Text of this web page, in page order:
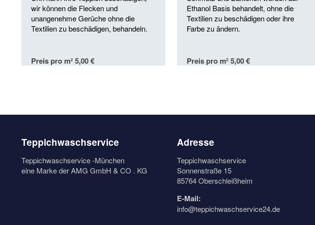
wir können die Flecken und
unangenehme Gerüche ohne die
Textilien zu beschädigen, behandeln.
Preis pro m² 5,00 €
Ethanol Basis behandelt, ohne die
Textilien zu beschädigen oder ihre
Farbe zu ändern.
Preis pro m² 5,00 €
Teppichwaschservice
Teppichwaschservice -München
eine Marke der AMG GmbH & CO . KG
Adresse
Teppichwaschservice
Sonnenstraße 15
85764 Oberschleißheim
E-Mail:
info@teppichwaschservice24.de